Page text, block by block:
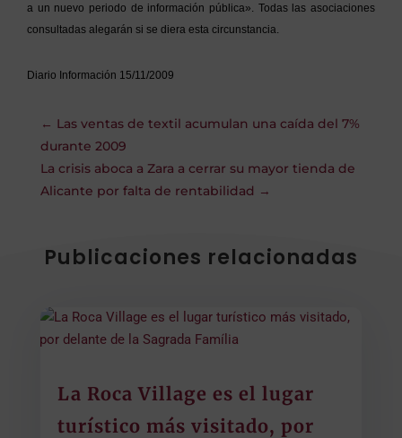
a un nuevo periodo de información pública». Todas las asociaciones
consultadas alegarán si se diera esta circunstancia.
Diario Información 15/11/2009
← Las ventas de textil acumulan una caída del 7%
durante 2009
La crisis aboca a Zara a cerrar su mayor tienda de
Alicante por falta de rentabilidad →
Publicaciones relacionadas
La Roca Village es el lugar
turístico más visitado, por